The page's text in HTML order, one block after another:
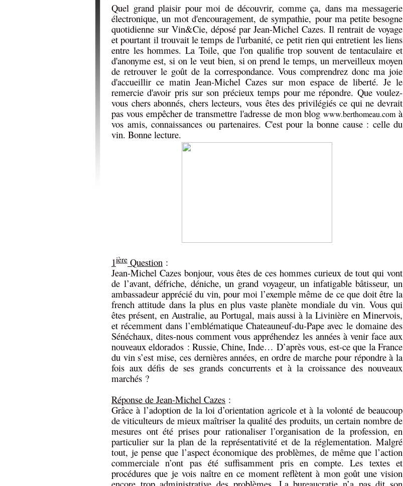
Quel grand plaisir pour moi de découvrir, comme ça, dans ma messagerie
électronique, un mot d'encouragement, de sympathie, pour ma petite besogne
quotidienne sur Vin&Cie, déposé par Jean-Michel Cazes. Il rentrait de voyage
et pourtant il trouvait le temps de l'urbanité, ce petit rien qui entretient les liens
entre les hommes. La Toile, que l'on qualifie trop souvent de tentaculaire et
d'anonyme est, si on le veut bien, si on prend le temps, un merveilleux moyen
de retrouver le goût de la correspondance. Vous comprendrez donc ma joie
d'accueillir ce matin Jean-Michel Cazes sur mon espace de liberté. Je le
remercie d'avoir pris sur son précieux temps pour me répondre. Que voulez-
vous chers abonnés, chers lecteurs, vous êtes des privilégiés ce qui ne devrait
pas vous empêcher de transmettre l'adresse de mon blogwww.berthomeau.comà
vos amis, connaissances ou partenaires. C'est pour la bonne cause : celle du
vin. Bonne lecture.
1ière Question :
Jean-Michel Cazes bonjour, vous êtes de ces hommes curieux de tout qui vont
de l’avant, défriche, déniche, un grand voyageur, un infatigable bâtisseur, un
ambassadeur apprécié du vin, pour moi l’exemple même de ce que doit être la
french attitude dans la plus en plus vaste planète mondiale du vin. Vous qui
êtes présent, en Australie, au Portugal, mais aussi à la Livinière en Minervois,
et récemment dans l’emblématique Chateauneuf-du-Pape avec le domaine des
Sénéchaux, dites-nous comment vous appréhendez les années à venir face aux
nouveaux eldorados : Russie, Chine, Inde… D’après vous, est-ce que la France
du vin s’est mise, ces dernières années, en ordre de marche pour répondre à la
fois aux défis de ses grands concurrents et à la croissance des nouveaux
marchés ?
Réponse de Jean-Michel Cazes :
Grâce à l’adoption de la loi d’orientation agricole et à la volonté de beaucoup
de viticulteurs de mieux maîtriser la qualité des produits, un certain nombre de
mesures ont été prises pour rationaliser l’organisation de la profession, en
particulier sur la plan de la représentativité et de la réglementation. Malgré
tout, je pense que l’aspect économique des problèmes, de même que l’action
commerciale n’ont pas été suffisamment pris en compte. Les textes et
procédures que je vois naître en ce moment reflètent à mon goût une vision